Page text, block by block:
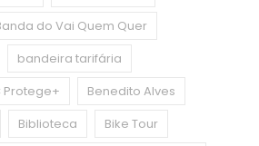
do Vai Quem Quer
bandeira tarifária
Protege+
Benedito Alves
Biblioteca
Bike Tour